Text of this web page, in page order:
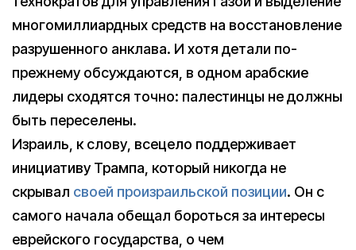
многомиллиардных средств на восстановление
разрушенного анклава. И хотя детали по-
прежнему обсуждаются, в одном арабские
лидеры сходятся точно: палестинцы не должны
быть переселены.
Израиль, к слову, всецело поддерживает
инициативу Трампа, который никогда не
скрывал своей произраильской позиции. Он с
самого начала обещал бороться за интересы
еврейского государства, о чем